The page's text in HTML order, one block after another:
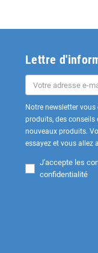
Lettre
Notre newsletter
produits, des
nouveaux produits.
essayez et vous allez
J'accepte les
confidentialité